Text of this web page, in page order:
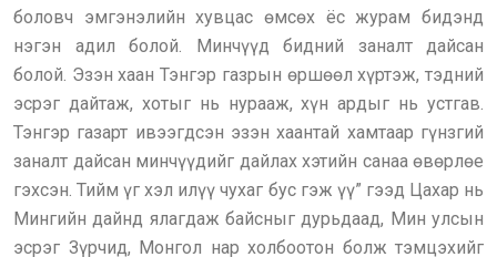
боловч эмгэнэлийн хувцас өмсөх ёс журам бидэнд
нэгэн адил болой. Минчүүд бидний заналт дайсан
болой. Эзэн хаан Тэнгэр газрын өршөөл хүртэж, тэдний
эсрэг дайтаж, хотыг нь нурааж, хүн ардыг нь устгав.
Тэнгэр газарт ивээгдсэн эзэн хаантай хамтаар гүнзгий
заналт дайсан минчүүдийг дайлах хэтийн санаа өвөрлөе
гэхсэн. Тийм үг хэл илүү чухаг бус гэж үү” гээд Цахар нь
Мингийн дайнд ялагдаж байсныг дурьдаад, Мин улсын
эсрэг Зүрчид, Монгол нар холбоотон болж тэмцэхийг